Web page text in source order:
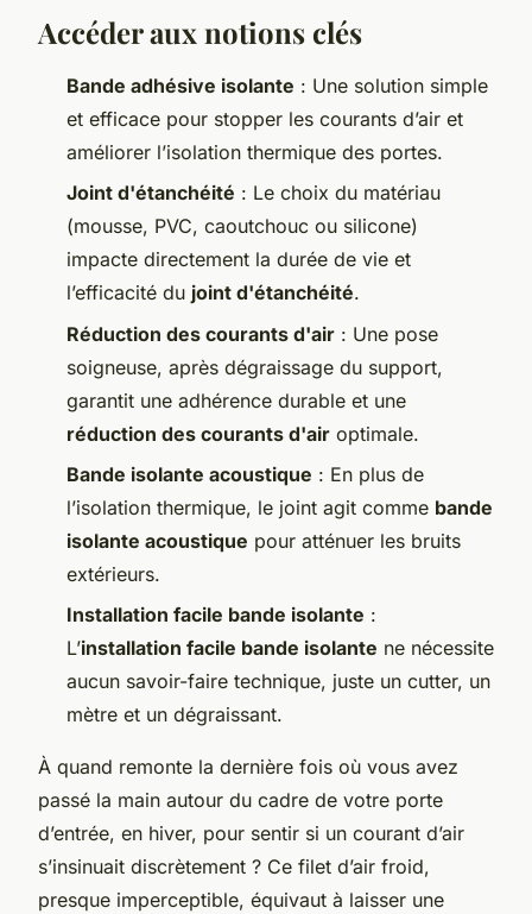
Accéder aux notions clés
Bande adhésive isolante : Une solution simple
et efficace pour stopper les courants d’air et
améliorer l’isolation thermique des portes.
Joint d'étanchéité : Le choix du matériau
(mousse, PVC, caoutchouc ou silicone)
impacte directement la durée de vie et
l’efficacité du joint d'étanchéité.
Réduction des courants d'air : Une pose
soigneuse, après dégraissage du support,
garantit une adhérence durable et une
réduction des courants d'air optimale.
Bande isolante acoustique : En plus de
l’isolation thermique, le joint agit comme bande
isolante acoustique pour atténuer les bruits
extérieurs.
Installation facile bande isolante :
L’installation facile bande isolante ne nécessite
aucun savoir-faire technique, juste un cutter, un
mètre et un dégraissant.
À quand remonte la dernière fois où vous avez
passé la main autour du cadre de votre porte
d’entrée, en hiver, pour sentir si un courant d’air
s’insinuait discrètement ? Ce filet d’air froid,
presque imperceptible, équivaut à laisser une